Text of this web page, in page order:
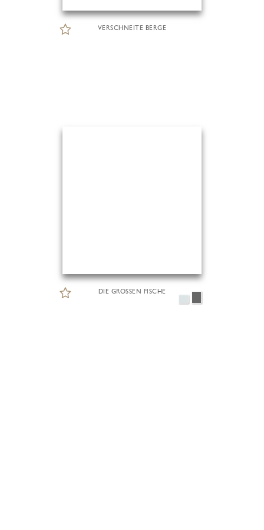
VERSCHNEITE BERGE
DIE GROSSEN FISCHE